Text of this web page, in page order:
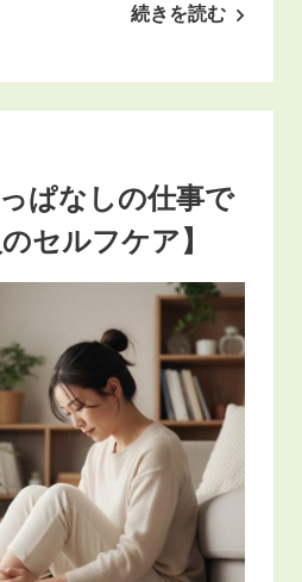
続きを読む
っぱなしの仕事で
セルフケア】